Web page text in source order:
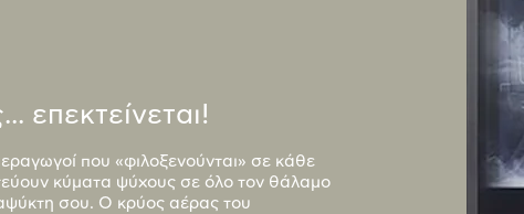
επεκτείνεται!
που «φιλοξενούνται» σε κάθε
κύματα ψύχους σε όλο τον θάλαμο
σου. Ο κρύος αέρας του